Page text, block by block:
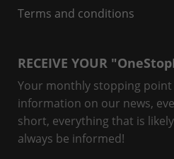
Terms and conditions
RECEIVE YOUR
Your monthly stopping
information on our news,
short, everything that is
always be informed!